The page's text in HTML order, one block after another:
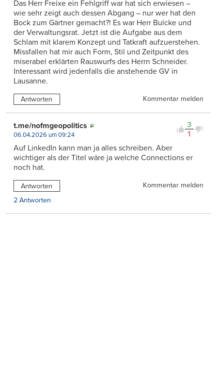
Das Herr Freixe ein Fehlgriff war hat sich erwiesen –
wie sehr zeigt auch dessen Abgang – nur wer hat den
Bock zum Gärtner gemacht?! Es war Herr Bulcke und
der Verwaltungsrat. Jetzt ist die Aufgabe aus dem
Schlam mit klarem Konzept und Tatkraft aufzuerstehen.
Missfallen hat mir auch Form, Stil und Zeitpunkt des
miserabel erklärten Rauswurfs des Herrn Schneider.
Interessant wird jedenfalls die anstehende GV in
Lausanne.
Antworten Kommentar melden
3
1
t.me/nofmgeopolitics
06.04.2026 um 09:24
Auf LinkedIn kann man ja alles schreiben. Aber
wichtiger als der Titel wäre ja welche Connections er
noch hat.
Antworten
Kommentar melden
2 Antworten